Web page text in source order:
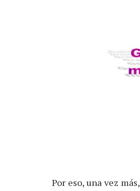
Por eso, una vez más,